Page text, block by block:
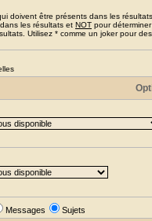
doivent être présents dans les
les résultats et NOT pour
Utilisez * comme un joker pour des
Messages Sujets